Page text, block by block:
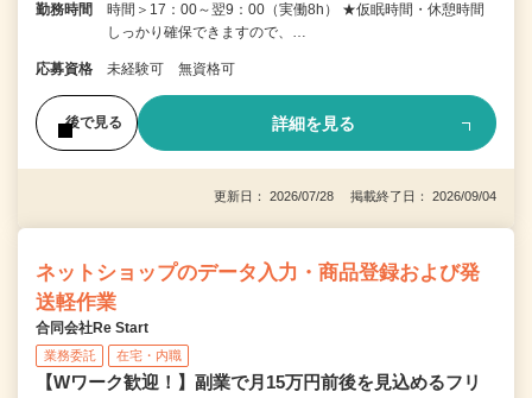
勤務時間
時間＞17：00～翌9：00（実働8h） ★仮眠時間・休憩時間
しっかり確保できますので、…
応募資格 未経験可 無資格可
後で見る 詳細を見る
更新日： 2026/07/28 掲載終了日： 2026/09/04
ネットショップのデータ入力・商品登録および発
送軽作業
合同会社Re Start
業務委託 在宅・内職
【Wワーク歓迎！】副業で月15万円前後を見込めるフリ